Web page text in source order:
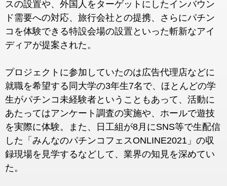
スの設置や、外国人をタ ーゲットにしたインバウン
ド需要への対応、旅行会社との提携、さ らにパチン
コを体験できる特設会場の設置といった斬新なアイ
ディ アが提案された。
プロジェクトに参加していたのは広告代理店などに
就職を希望する 同大学の3年生7名で、ほとんどの学
生がパチンコ未経験者という こともあって、活動に
あたってはアンケート調査の実施や、ホールで遊技
を実際に体験。また、日工組が8月にSNS等で生配信
した 「みんなのパチンコフェスONLINE2021」の収
録現場を見学するなどして、業界の知見を深めてい
た。